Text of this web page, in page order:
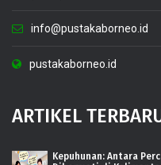
info@pustakaborneo.id
pustakaborneo.id
ARTIKEL
Kepuhunan: Antara